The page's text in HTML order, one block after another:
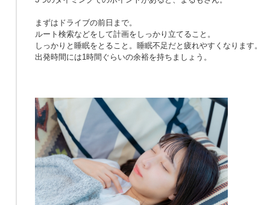
まずはドライブの前日まで。
ルート検索などをして計画をしっかり立てること。
しっかりと睡眠をとること。睡眠不足だと疲れやすくなります。
出発時間には1時間ぐらいの余裕を持ちましょう。